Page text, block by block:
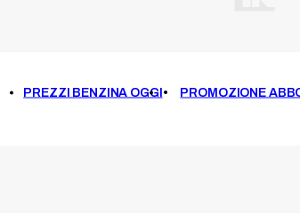
PREZZI BENZINA OGGI PROMOZIONE